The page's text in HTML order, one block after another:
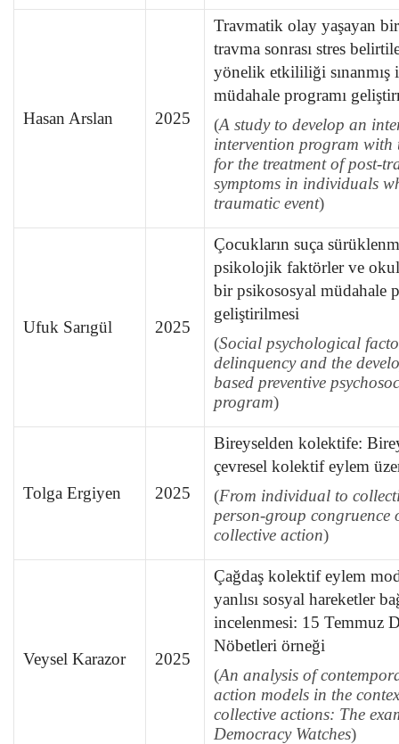
Hasan Arslan 2025
Travmatik olay yaşayan
travma sonrası stres
yönelik etkililiği sınanmış
müdahale programı
(A study to develop an
intervention program with
for the treatment of post-
symptoms in individuals
traumatic event)
Ufuk Sarıgül 2025
Çocukların suça
psikolojik faktörler ve
bir psikososyal müdahale
geliştirilmesi
(Social psychological
delinquency and the
based preventive
program)
Tolga Ergiyen 2025
Bireyselden kolektife:
çevresel kolektif eylem
(From individual to
person-group congruence
collective action)
Veysel Karazor 2025
Çağdaş kolektif eylem
yanlısı sosyal hareketler
incelenmesi: 15 Temmuz
Nöbetleri örneği
(An analysis of
action models in the
collective actions: The
Democracy Watches)